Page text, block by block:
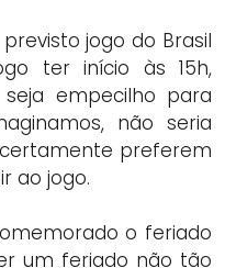
jogo do Brasil
ter início às 15h,
empecilho para
não seria
preferem
ao jogo.
o feriado
um feriado não tão